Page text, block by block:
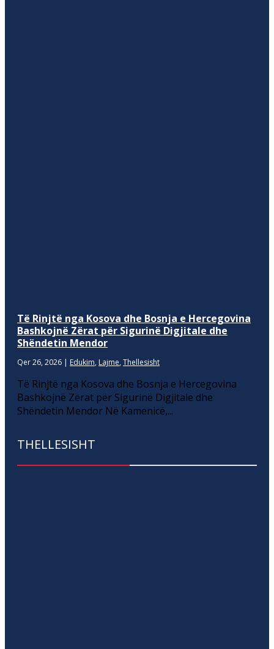
Të Rinjtë nga Kosova dhe Bosnja e Hercegovina
Bashkojnë Zërat për Sigurinë Digjitale dhe
Shëndetin Mendor
Qer 26, 2026 | Edukim, Lajme, Thellesisht
Të Rinjtë nga Kosova dhe Bosnja e Hercegovina
Bashkojnë Zërat për Sigurinë Digjitale dhe
Shëndetin Mendor Në Kamenicë,...
THELLESISHT